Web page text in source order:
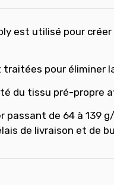
est utilisé pour
pour éliminer
du tissu pré-propre
passant de 64 à 139
de livraison et de